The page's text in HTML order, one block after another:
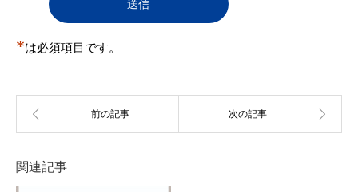
登録申込をした自然人・法人・団体・組織等が
（２）登録申込の際の申告事項に、虚偽の記載、誤
れがあると事務局が判断する場合
（４）
反社会的活動を行う団体もしくはこれらと関連
行った者
（６）その他事務局が会員とすることを不適当と判断
*は必須項目です。
関連記事